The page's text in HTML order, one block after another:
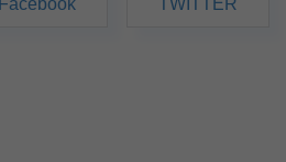
Facebook TWITTER